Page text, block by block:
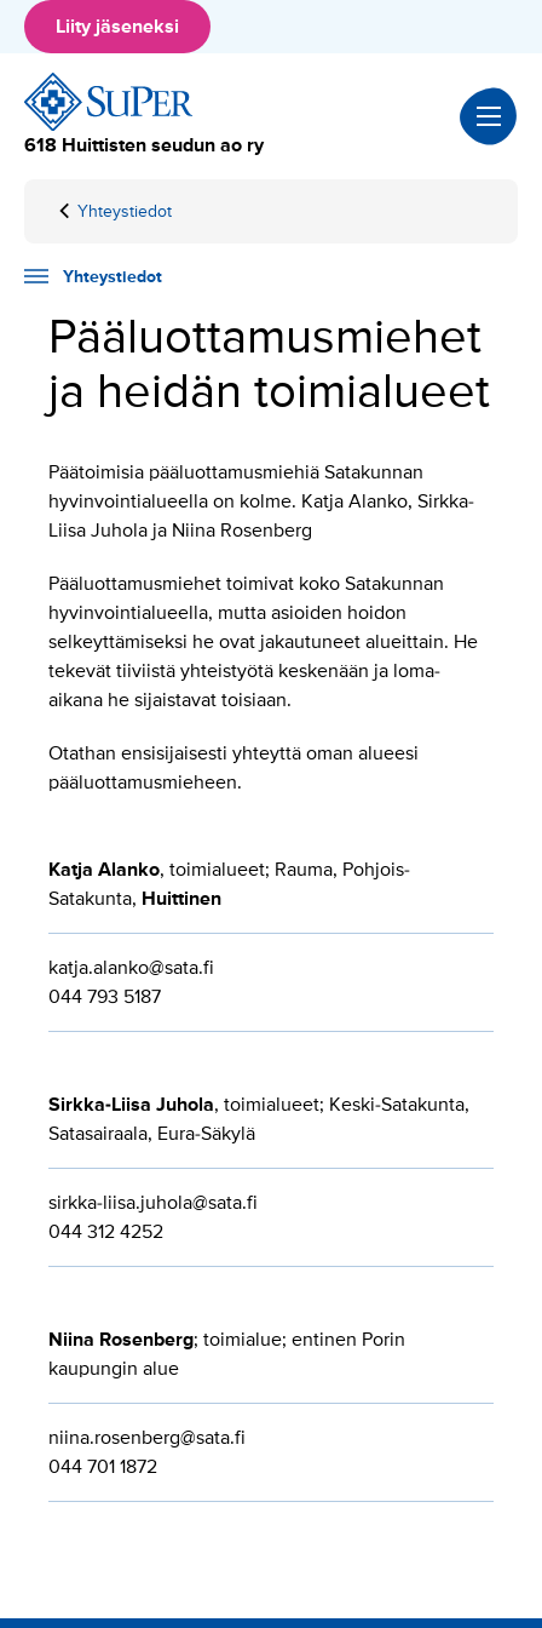
Hyppää
sisältöön
Liity jäseneksi
618 Huittisten seudun ao ry
Home
Yhteystiedot
Satakunnan
SuPerilaiset
Yhteystiedot
Pääluottamusmiehet
ja heidän toimialueet
Päätoimisia pääluottamusmiehiä Satakunnan
hyvinvointialueella on kolme. Katja Alanko, Sirkka-
Liisa Juhola ja Niina Rosenberg
Pääluottamusmiehet toimivat koko Satakunnan
hyvinvointialueella, mutta asioiden hoidon
selkeyttämiseksi he ovat jakautuneet alueittain. He
tekevät tiiviistä yhteistyötä keskenään ja loma-
aikana he sijaistavat toisiaan.
Otathan ensisijaisesti yhteyttä oman alueesi
pääluottamusmieheen.
Katja Alanko, toimialueet; Rauma, Pohjois-
Satakunta, Huittinen
katja.alanko@sata.fi
044 793 5187
Sirkka-Liisa Juhola, toimialueet; Keski-Satakunta,
Satasairaala, Eura-Säkylä
sirkka-liisa.juhola@sata.fi
044 312 4252
Niina Rosenberg; toimialue; entinen Porin
kaupungin alue
niina.rosenberg@sata.fi
044 701 1872